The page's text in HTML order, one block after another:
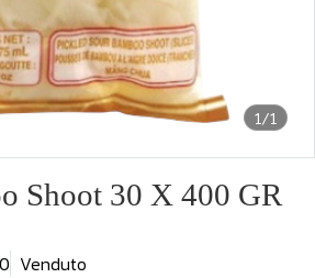
1/1
Shoot 30 X 400 GR
Venduto